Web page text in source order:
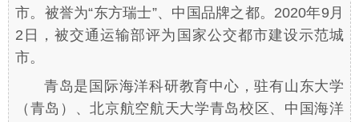
市。被誉为“东方瑞士”、中国品牌之都。2020年9月
2日，被交通运输部评为国家公交都市建设示范城
市。
青岛是国际海洋科研教育中心，驻有山东大学
（青岛）、北京航空航天大学青岛校区、中国海洋